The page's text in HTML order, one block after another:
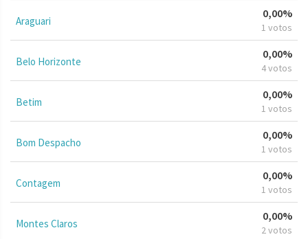
Araguari
0,00%
1 votos
Belo Horizonte
0,00%
4 votos
Betim
0,00%
1 votos
Bom Despacho
0,00%
1 votos
Contagem
0,00%
1 votos
Montes Claros
0,00%
2 votos